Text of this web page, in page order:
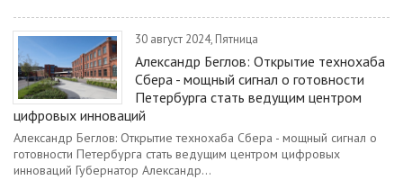
30 август 2024, Пятница
Александр Беглов: Открытие технохаба
Сбера - мощный сигнал о готовности
Петербурга стать ведущим центром
цифровых инноваций
Александр Беглов: Открытие технохаба Сбера - мощный сигнал о
готовности Петербурга стать ведущим центром цифровых
инноваций Губернатор Александр...